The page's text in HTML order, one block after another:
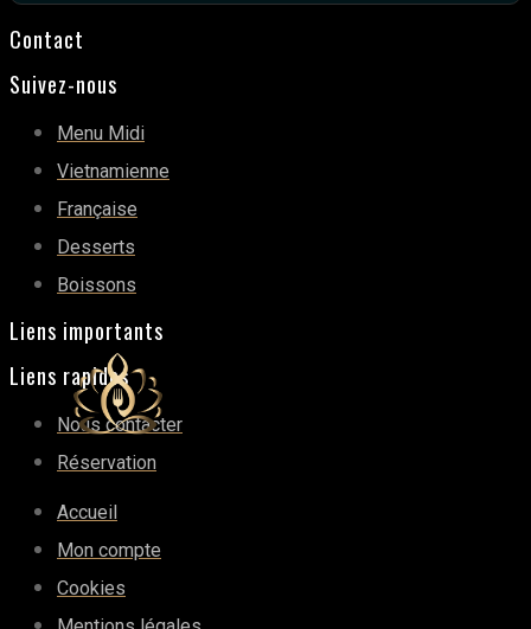
Contact
Suivez-nous
Menu Midi
Vietnamienne
Française
Desserts
Boissons
Liens importants
Liens rapides
Nous contacter
Réservation
Accueil
Mon compte
Cookies